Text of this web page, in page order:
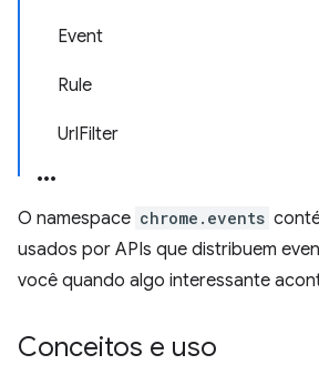
Event
Rule
UrlFilter
O namespace chrome.events
usados por APIs que distribuem
você quando algo interessante
Conceitos e uso